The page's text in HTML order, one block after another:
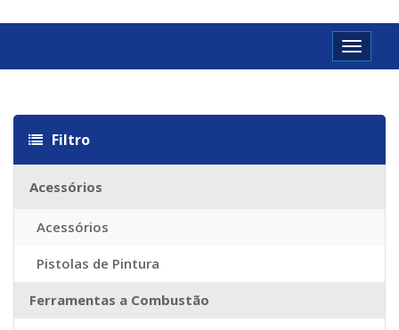
Toggle
Filtro
Acessórios
Acessórios
Pistolas de Pintura
Ferramentas a Combustão